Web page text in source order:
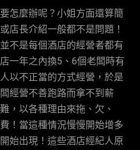
怎麼辦呢？小姐方面還算簡
店長介紹一般都不是問題！
不是每個酒店的經營者都有
一年之內換5、6個老闆時有
以不正當的方式經營，於是
經營不善跑路而拿不到薪
，以各種理由來拖、欠、
！當這種情況慢慢開始增多
始出現！這些酒店經紀人原